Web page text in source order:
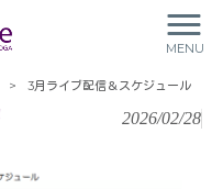
MENU
> 3月ライブ配信＆スケジュール
ケジュール
2026/02/28